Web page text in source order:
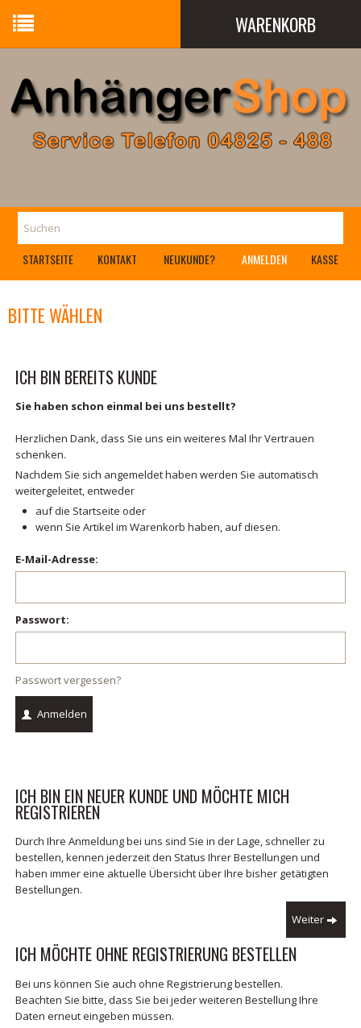
WARENKORB
STARTSEITE KONTAKT NEUKUNDE? ANMELDEN KASSE
BITTE WÄHLEN
ICH BIN BEREITS KUNDE
Sie haben schon einmal bei uns bestellt?
Herzlichen Dank, dass Sie uns ein weiteres Mal Ihr Vertrauen
schenken.
Nachdem Sie sich angemeldet haben werden Sie automatisch
weitergeleitet, entweder
auf die Startseite oder
wenn Sie Artikel im Warenkorb haben, auf diesen.
E-Mail-Adresse:
Passwort:
Passwort vergessen?
Anmelden
ICH BIN EIN NEUER KUNDE UND MÖCHTE MICH
REGISTRIEREN
Durch Ihre Anmeldung bei uns sind Sie in der Lage, schneller zu
bestellen, kennen jederzeit den Status Ihrer Bestellungen und
haben immer eine aktuelle Übersicht über Ihre bisher getätigten
Bestellungen.
Weiter
ICH MÖCHTE OHNE REGISTRIERUNG BESTELLEN
Bei uns können Sie auch ohne Registrierung bestellen.
Beachten Sie bitte, dass Sie bei jeder weiteren Bestellung Ihre
Daten erneut eingeben müssen.